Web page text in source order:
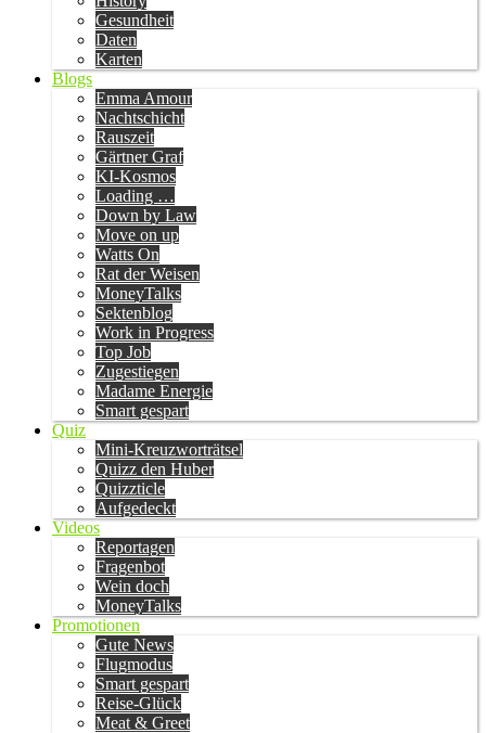
Gesundheit
Daten
Karten
Blogs
Emma Amour
Nachtschicht
Rauszeit
Gärtner Graf
KI-Kosmos
Loading …
Down by Law
Move on up
Watts On
Rat der Weisen
MoneyTalks
Sektenblog
Work in Progress
Top Job
Zugestiegen
Madame Energie
Smart gespart
Quiz
Mini-Kreuzworträtsel
Quizz den Huber
Quizzticle
Aufgedeckt
Videos
Reportagen
Fragenbot
Wein doch
MoneyTalks
Promotionen
Gute News
Flugmodus
Smart gespart
Reise-Glück
Meat & Greet